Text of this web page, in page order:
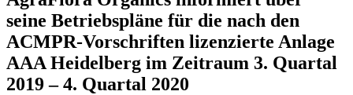
seine Betriebspläne für die nach den
ACMPR-Vorschriften lizenzierte Anlage
AAA Heidelberg im Zeitraum 3. Quartal
2019 – 4. Quartal 2020